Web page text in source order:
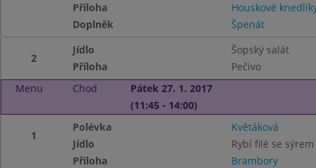
Příloha
Houskové
Doplněk
Špenát
2
Jídlo
Šopský salát
Příloha
Pečivo
Menu
Chod
Pátek 27. 1. 2017
(11:45 - 14:00)
1
Polévka
Květáková
Jídlo
Rybí filé se sýrem
Příloha
Brambory